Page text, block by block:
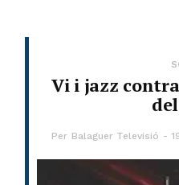
Vi i jazz
Per Balaguer Televisió